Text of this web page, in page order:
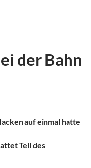
der Bahn
auf einmal hatte
Teil des